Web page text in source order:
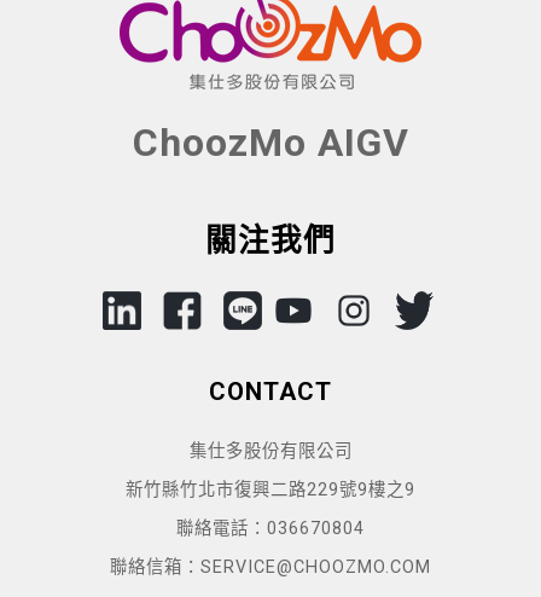
ChoozMo AIGV
關注我們
CONTACT
集仕多股份有限公司
新竹縣竹北市復興二路229號9樓之9
聯絡電話：036670804
聯絡信箱：SERVICE@CHOOZMO.COM